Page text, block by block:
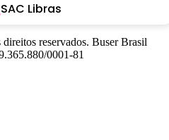
SAC Libras
reservados. Buser Brasil
0001-81